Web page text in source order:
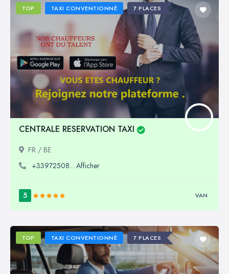
TOP TAXI CONVENTIONNÉ 7 PLACES
CENTRALE RESERVATION TAXI
FR / BE
+33972508... Afficher
5 VAN
TOP TAXI CONVENTIONNÉ 7 PLACES